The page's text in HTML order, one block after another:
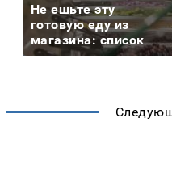
Не ешьте эту
готовую еду из
магазина: список